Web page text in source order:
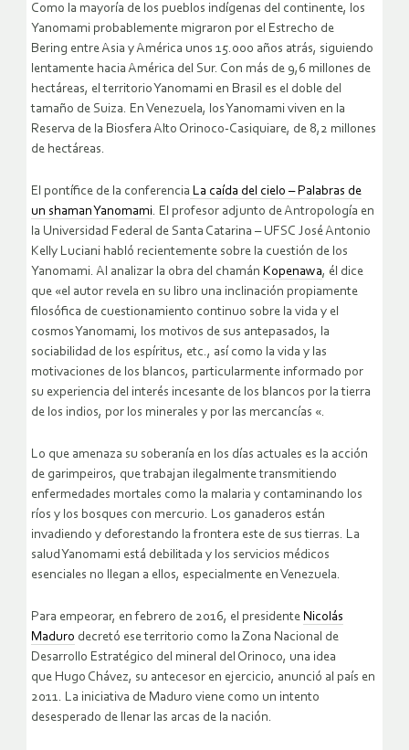
Como la mayoría de los pueblos indígenas del continente, los
Yanomami probablemente migraron por el Estrecho de
Bering entre Asia y América unos 15.000 años atrás, siguiendo
lentamente hacia América del Sur. Con más de 9,6 millones de
hectáreas, el territorio Yanomami en Brasil es el doble del
tamaño de Suiza. En Venezuela, los Yanomami viven en la
Reserva de la Biosfera Alto Orinoco-Casiquiare, de 8,2 millones
de hectáreas.
El pontífice de la conferencia La caída del cielo – Palabras de
un shaman Yanomami. El profesor adjunto de Antropología en
la Universidad Federal de Santa Catarina – UFSC José Antonio
Kelly Luciani habló recientemente sobre la cuestión de los
Yanomami. Al analizar la obra del chamán Kopenawa, él dice
que «el autor revela en su libro una inclinación propiamente
filosófica de cuestionamiento continuo sobre la vida y el
cosmos Yanomami, los motivos de sus antepasados, la
sociabilidad de los espíritus, etc., así como la vida y las
motivaciones de los blancos, particularmente informado por
su experiencia del interés incesante de los blancos por la tierra
de los indios, por los minerales y por las mercancías «.
Lo que amenaza su soberanía en los días actuales es la acción
de garimpeiros, que trabajan ilegalmente transmitiendo
enfermedades mortales como la malaria y contaminando los
ríos y los bosques con mercurio. Los ganaderos están
invadiendo y deforestando la frontera este de sus tierras. La
salud Yanomami está debilitada y los servicios médicos
esenciales no llegan a ellos, especialmente en Venezuela.
Para empeorar, en febrero de 2016, el presidente Nicolás
Maduro decretó ese territorio como la Zona Nacional de
Desarrollo Estratégico del mineral del Orinoco, una idea
que Hugo Chávez, su antecesor en ejercicio, anunció al país en
2011. La iniciativa de Maduro viene como un intento
desesperado de llenar las arcas de la nación.